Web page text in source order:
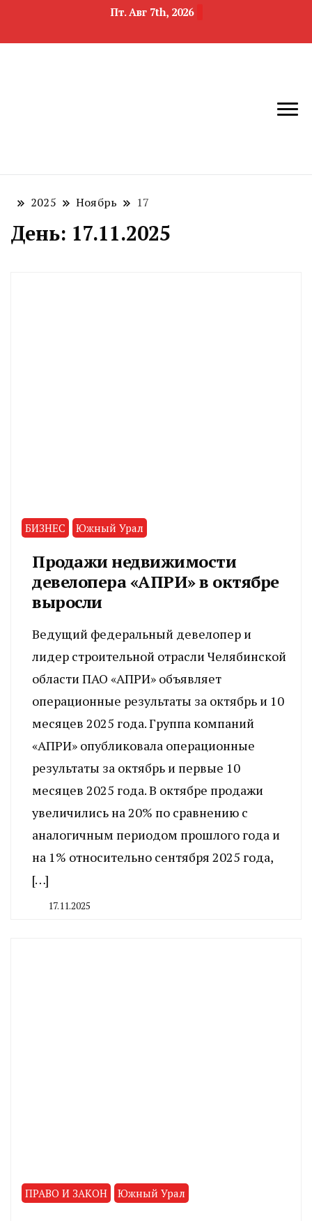
Пт. Авг 7th, 2026
2025 Ноябрь 17
День: 17.11.2025
БИЗНЕС Южный Урал
Продажи недвижимости
девелопера «АПРИ» в октябре
выросли
Ведущий федеральный девелопер и
лидер строительной отрасли Челябинской
области ПАО «АПРИ» объявляет
операционные результаты за октябрь и 10
месяцев 2025 года. Группа компаний
«АПРИ» опубликовала операционные
результаты за октябрь и первые 10
месяцев 2025 года. В октябре продажи
увеличились на 20% по сравнению с
аналогичным периодом прошлого года и
на 1% относительно сентября 2025 года,
[…]
17.11.2025
ПРАВО И ЗАКОН Южный Урал